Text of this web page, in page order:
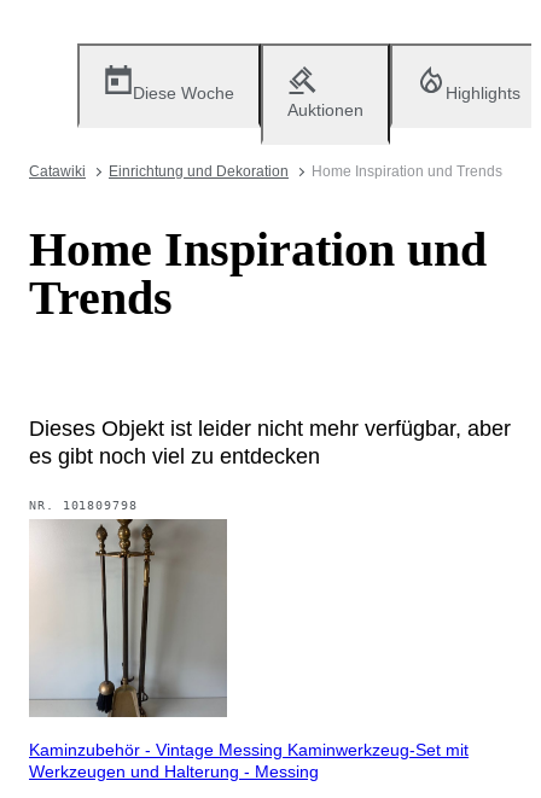
Diese Woche
Auktionen
Highlights
Catawiki Einrichtung und Dekoration Home Inspiration und Trends
Home Inspiration und
Trends
Dieses Objekt ist leider nicht mehr verfügbar, aber
es gibt noch viel zu entdecken
NR. 101809798
Kaminzubehör - Vintage Messing Kaminwerkzeug-Set mit
Werkzeugen und Halterung - Messing